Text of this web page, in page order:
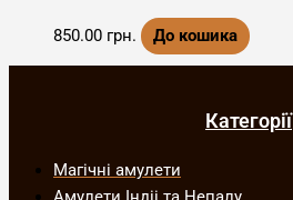
850.00 грн. До кошика
Категорії
Магічні амулети